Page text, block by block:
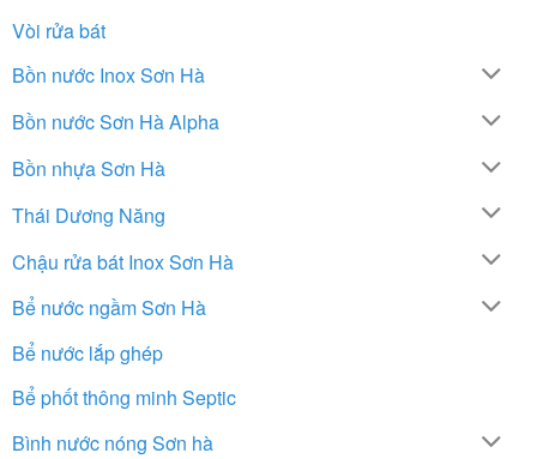
Vòi rửa bát
Bồn nước Inox Sơn Hà
Bồn nước Sơn Hà Alpha
Bồn nhựa Sơn Hà
Thái Dương Năng
Chậu rửa bát Inox Sơn Hà
Bể nước ngầm Sơn Hà
Bể nước lắp ghép
Bể phốt thông minh Septic
Bình nước nóng Sơn hà